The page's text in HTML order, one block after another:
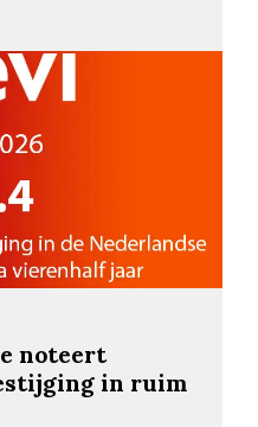
noteert
in ruim